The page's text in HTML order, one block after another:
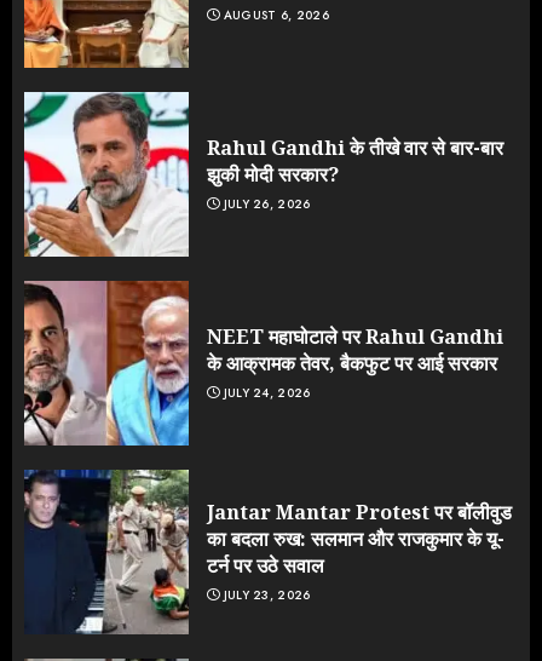
AUGUST 6, 2026
Rahul Gandhi के तीखे वार से बार-बार
झुकी मोदी सरकार?
JULY 26, 2026
NEET महाघोटाले पर Rahul Gandhi
के आक्रामक तेवर, बैकफुट पर आई सरकार
JULY 24, 2026
Jantar Mantar Protest पर बॉलीवुड
का बदला रुख: सलमान और राजकुमार के यू-
टर्न पर उठे सवाल
JULY 23, 2026